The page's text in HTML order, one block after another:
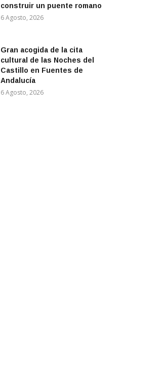
construir un puente romano
6 Agosto, 2026
Gran acogida de la cita
cultural de las Noches del
Castillo en Fuentes de
Andalucía
6 Agosto, 2026